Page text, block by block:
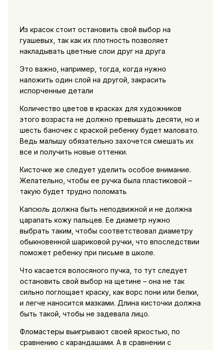
Из красок стоит остановить свой выбор на
гуашевых, так как их плотность позволяет
накладывать цветные слои друг на друга
Это важно, например, тогда, когда нужно
наложить один слой на другой, закрасить
испорченные детали
Количество цветов в красках для художников
этого возраста не должно превышать десяти, но и
шесть баночек с краской ребенку будет маловато.
Ведь малышу обязательно захочется смешать их
все и получить новые оттенки.
Кисточке же следует уделить особое внимание.
Желательно, чтобы ее ручка была пластиковой –
такую будет трудно поломать
Капсюль должна быть неподвижной и не должна
царапать кожу пальцев. Ее диаметр нужно
выбрать таким, чтобы соответствовал диаметру
обыкновенной шариковой ручки, что впоследствии
поможет ребенку при письме в школе.
Что касается волосяного пучка, то тут следует
остановить свой выбор на щетине – она не так
сильно поглощает краску, как ворс пони или белки,
и легче наносится мазками. Длина кисточки должна
быть такой, чтобы не задевала лицо.
Фломастеры выигрывают своей яркостью, по
сравнению с карандашами. А в сравнении с